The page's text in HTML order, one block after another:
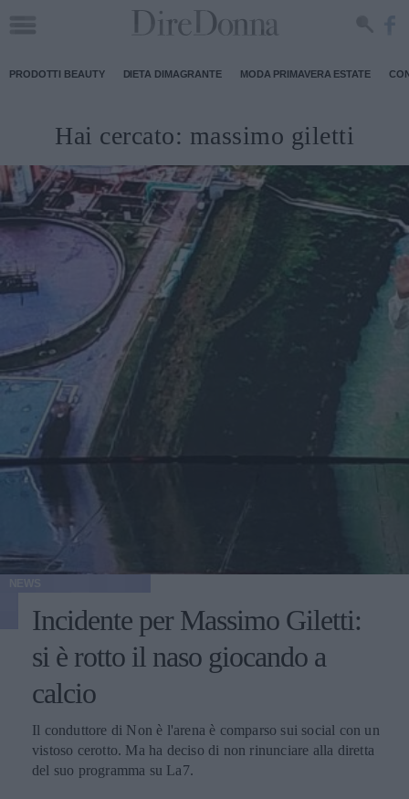
PRODOTTI BEAUTY DIETA DIMAGRANTE MODA PRIMAVERA ESTATE
Hai cercato: massimo giletti
Incidente per Massimo Giletti:
si è rotto il naso giocando a
calcio
Il conduttore di Non è l'arena è comparso sui social con un
vistoso cerotto. Ma ha deciso di non rinunciare alla diretta
del suo programma su La7.